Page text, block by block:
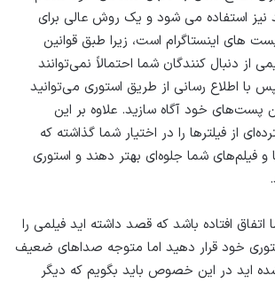
استفاده می شود و یک روش عالی برای
های اینستاگرام است، زیرا طبق قوانین
از دنبال کنندگان شما احتمالاً نمی‌توانند
با اطلاع رسانی از طریق استوری می‌توانید
‌پست‌های خود آگاه سازید. علاوه بر این
از فیلترها را در اختیار شما گذاشته که
فیلم‌های شما جلوه‌ای بهتر دهند و استوری
افتاده باشد که قصد داشته اید فیلمی را
خود قرار دهید اما متوجه صداهای ضعیف
اید در این خصوص باید بگویم که دیگر